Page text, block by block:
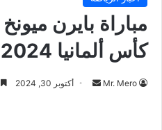
مباراة بايرن
كأس ألمانيا 2024
Mr. Mero
أرسل أكتوبر 30, 2024